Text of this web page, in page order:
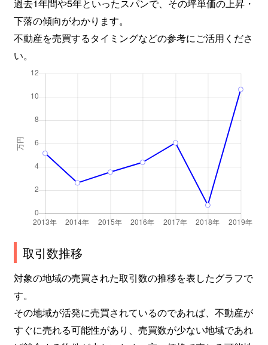
過去1年間や5年といったスパンで、その坪単価の上昇・
下落の傾向がわかります。
不動産を売買するタイミングなどの参考にご活用くださ
い。
取引数推移
対象の地域の売買された取引数の推移を表したグラフで
す。
その地域が活発に売買されているのであれば、不動産が
すぐに売れる可能性があり、売買数が少ない地域であれ